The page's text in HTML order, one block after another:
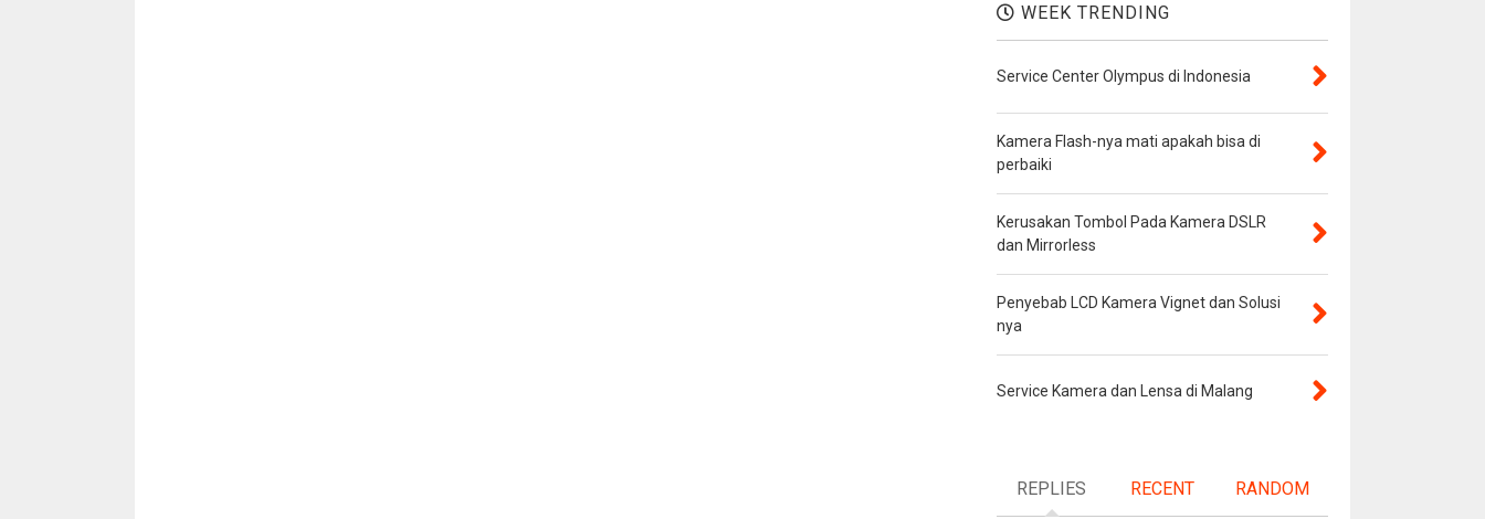
WEEK TRENDING
Service Center Olympus di Indonesia
Kamera Flash-nya mati apakah bisa di
perbaiki
Kerusakan Tombol Pada Kamera DSLR
dan Mirrorless
Penyebab LCD Kamera Vignet dan Solusi
nya
Service Kamera dan Lensa di Malang
REPLIES RECENT RANDOM